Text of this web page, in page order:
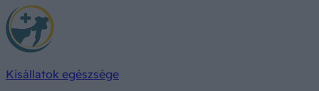
Kisállatok egészsége